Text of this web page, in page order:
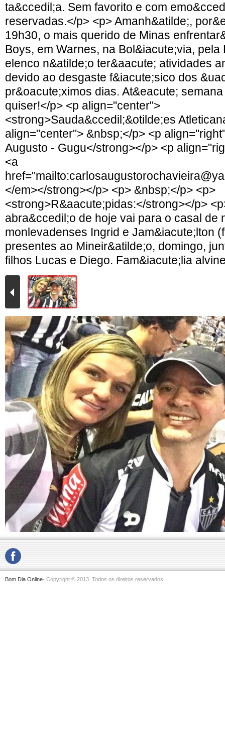
ta&ccedil;a. Sem favorito e com
reservadas.</p> <p> Amanh&atilde;,
19h30, o mais querido de Minas
Boys, em Warnes, na Bol&iacute;via, pela
elenco n&atilde;o ter&aacute; atividades
devido ao desgaste f&iacute;sico dos
pr&oacute;ximos dias. At&eacute;
quiser!</p> <p align="center">
<strong>Sauda&ccedil;&otilde;es
align="center"> &nbsp;</p> <p
Augusto - Gugu</strong></p> <p
<a
</em></strong></p> <p> &nbsp;</p> <p>
<strong>R&aacute;pidas:</strong></p>
abra&ccedil;o de hoje vai para o casal de
monlevadenses Ingrid e Jam&iacute;lton
presentes ao Mineir&atilde;o, domingo,
filhos Lucas e Diego. Fam&iacute;lia
Bom Dia Online- Copyright © 2013. Todos os direitos reservados.